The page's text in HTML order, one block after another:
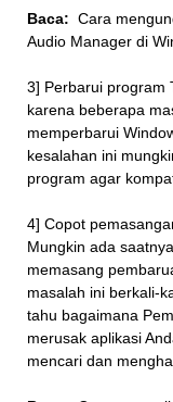
Baca: Cara
Audio Manager di
3] Perbarui program
karena beberapa
memperbarui
kesalahan ini
program agar
4] Copot
Mungkin ada
memasang
masalah ini berkali-
tahu bagaimana
merusak aplikasi
mencari dan